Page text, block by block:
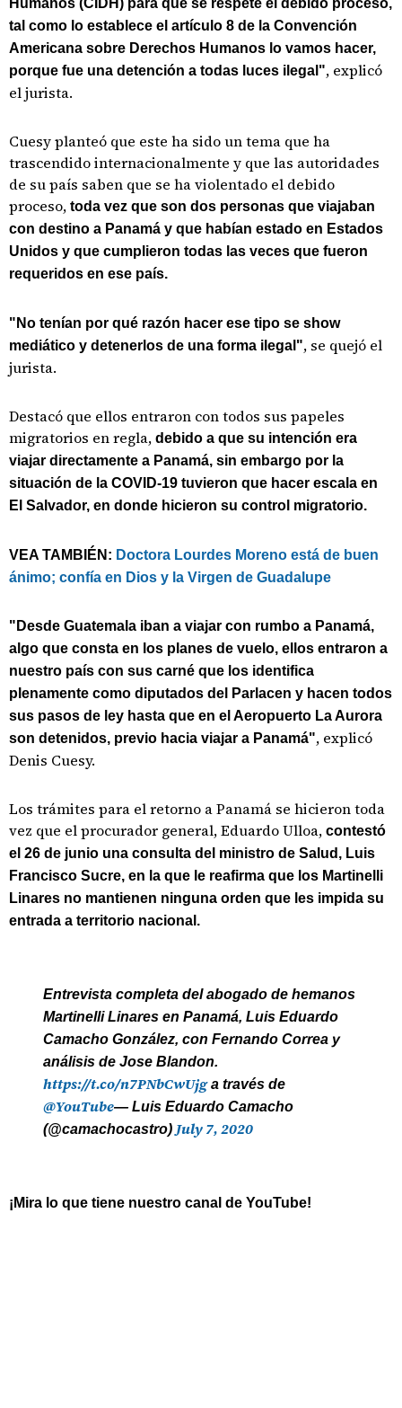
Humanos (CIDH) para que se respete el debido proceso,
tal como lo establece el artículo 8 de la Convención
Americana sobre Derechos Humanos lo vamos hacer,
porque fue una detención a todas luces ilegal", explicó
el jurista.
Cuesy planteó que este ha sido un tema que ha
trascendido internacionalmente y que las autoridades
de su país saben que se ha violentado el debido
proceso, toda vez que son dos personas que viajaban
con destino a Panamá y que habían estado en Estados
Unidos y que cumplieron todas las veces que fueron
requeridos en ese país.
"No tenían por qué razón hacer ese tipo se show
mediático y detenerlos de una forma ilegal", se quejó el
jurista.
Destacó que ellos entraron con todos sus papeles
migratorios en regla, debido a que su intención era
viajar directamente a Panamá, sin embargo por la
situación de la COVID-19 tuvieron que hacer escala en
El Salvador, en donde hicieron su control migratorio.
VEA TAMBIÉN: Doctora Lourdes Moreno está de buen
ánimo; confía en Dios y la Virgen de Guadalupe
"Desde Guatemala iban a viajar con rumbo a Panamá,
algo que consta en los planes de vuelo, ellos entraron a
nuestro país con sus carné que los identifica
plenamente como diputados del Parlacen y hacen todos
sus pasos de ley hasta que en el Aeropuerto La Aurora
son detenidos, previo hacia viajar a Panamá", explicó
Denis Cuesy.
Los trámites para el retorno a Panamá se hicieron toda
vez que el procurador general, Eduardo Ulloa, contestó
el 26 de junio una consulta del ministro de Salud, Luis
Francisco Sucre, en la que le reafirma que los Martinelli
Linares no mantienen ninguna orden que les impida su
entrada a territorio nacional.
Entrevista completa del abogado de hemanos
Martinelli Linares en Panamá, Luis Eduardo
Camacho González, con Fernando Correa y
análisis de Jose Blandon.
https://t.co/n7PNbCwUjga través de
@YouTube— Luis Eduardo Camacho
(@camachocastro) July 7, 2020
¡Mira lo que tiene nuestro canal de YouTube!